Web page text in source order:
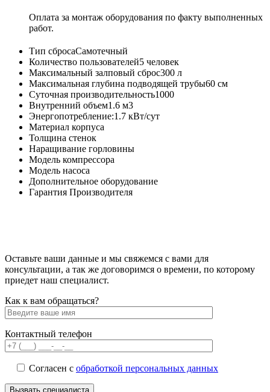
Оплата за монтаж оборудования по факту выполненных
работ.
Тип сбросаСамотечный
Количество пользователей5 человек
Максимальный залповый сброс300 л
Максимальная глубина подводящей трубы60 см
Суточная производительность1000
Внутренний объем1.6 м3
Энергопотребление:1.7 кВт/сут
Материал корпуса
Толщина стенок
Наращивание горловины
Модель компрессора
Модель насоса
Дополнительное оборудование
Гарантия Производителя
Оставьте ваши данные и мы свяжемся с вами для
консультации, а так же договоримся о времени, по которому
приедет наш специалист.
Как к вам обращаться?
Контактный телефон
Согласен с обработкой персональных данных